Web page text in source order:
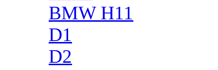
BMW H11
D1
D2